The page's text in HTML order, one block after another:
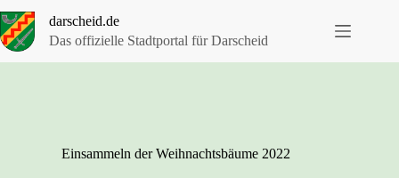
Inhalt
springen
darscheid.de
Das offizielle Stadtportal für Darscheid
Einsammeln der Weihnachtsbäume 2022